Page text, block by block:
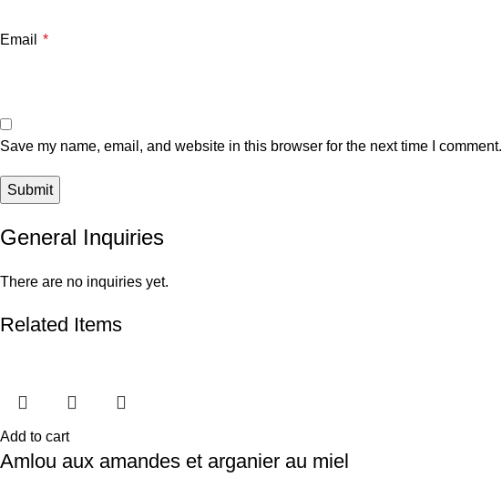
Email *
Save my name, email, and website in this browser for the next time I comment.
General Inquiries
There are no inquiries yet.
Related Items
Add to cart
Amlou aux amandes et arganier au miel